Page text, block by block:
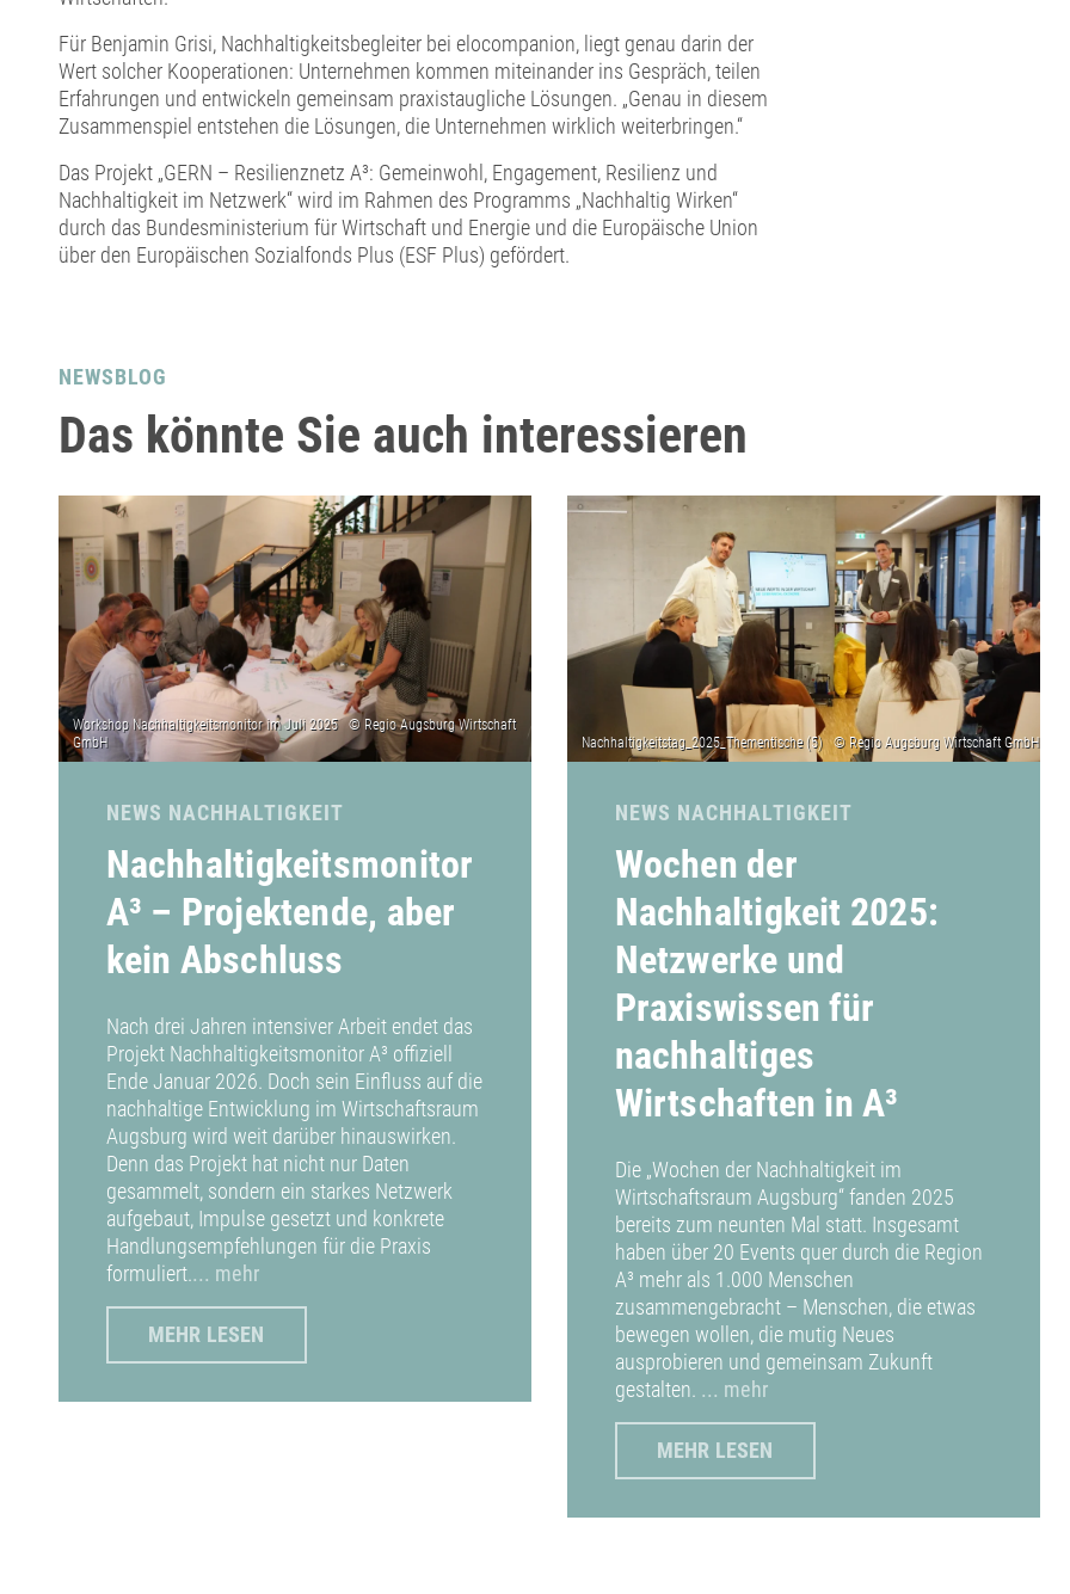
Für Benjamin Grisi, Nachhaltigkeitsbegleiter bei elocompanion, liegt genau darin der
Wert solcher Kooperationen: Unternehmen kommen miteinander ins Gespräch, teilen
Erfahrungen und entwickeln gemeinsam praxistaugliche Lösungen. „Genau in diesem
Zusammenspiel entstehen die Lösungen, die Unternehmen wirklich weiterbringen.“
Das Projekt „GERN – Resilienznetz A³: Gemeinwohl, Engagement, Resilienz und
Nachhaltigkeit im Netzwerk“ wird im Rahmen des Programms „Nachhaltig Wirken“
durch das Bundesministerium für Wirtschaft und Energie und die Europäische Union
über den Europäischen Sozialfonds Plus (ESF Plus) gefördert.
NEWSBLOG
Das könnte Sie auch interessieren
NEWS NACHHALTIGKEIT
Nachhaltigkeitsmonitor
A³ – Projektende, aber
kein Abschluss
Nach drei Jahren intensiver Arbeit endet das
Projekt Nachhaltigkeitsmonitor A³ offiziell
Ende Januar 2026. Doch sein Einfluss auf die
nachhaltige Entwicklung im Wirtschaftsraum
Augsburg wird weit darüber hinauswirken.
Denn das Projekt hat nicht nur Daten
gesammelt, sondern ein starkes Netzwerk
aufgebaut, Impulse gesetzt und konkrete
Handlungsempfehlungen für die Praxis
formuliert.... mehr
MEHR LESEN
NEWS NACHHALTIGKEIT
Wochen der
Nachhaltigkeit 2025:
Netzwerke und
Praxiswissen für
nachhaltiges
Wirtschaften in A³
Die „Wochen der Nachhaltigkeit im
Wirtschaftsraum Augsburg“ fanden 2025
bereits zum neunten Mal statt. Insgesamt
haben über 20 Events quer durch die Region
A³ mehr als 1.000 Menschen
zusammengebracht – Menschen, die etwas
bewegen wollen, die mutig Neues
ausprobieren und gemeinsam Zukunft
gestalten. ... mehr
MEHR LESEN